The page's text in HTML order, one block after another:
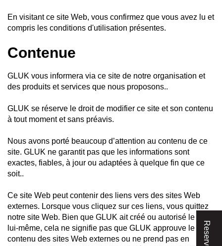
Reserver
En visitant ce site Web, vous confirmez que vous avez lu et
compris les conditions d'utilisation présentes.
Contenue
GLUK vous informera via ce site de notre organisation et
des produits et services que nous proposons..
GLUK se réserve le droit de modifier ce site et son contenu
à tout moment et sans préavis.
Nous avons porté beaucoup d’attention au contenu de ce
site. GLUK ne garantit pas que les informations sont
exactes, fiables, à jour ou adaptées à quelque fin que ce
soit..
Ce site Web peut contenir des liens vers des sites Web
externes. Lorsque vous cliquez sur ces liens, vous quittez
notre site Web. Bien que GLUK ait créé ou autorisé le lien
lui-même, cela ne signifie pas que GLUK approuve le
contenu des sites Web externes ou ne prend pas en